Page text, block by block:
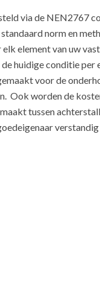
via de NEN2767
norm en
element van uw
huidige conditie per
voor de
Ook worden de
tussen